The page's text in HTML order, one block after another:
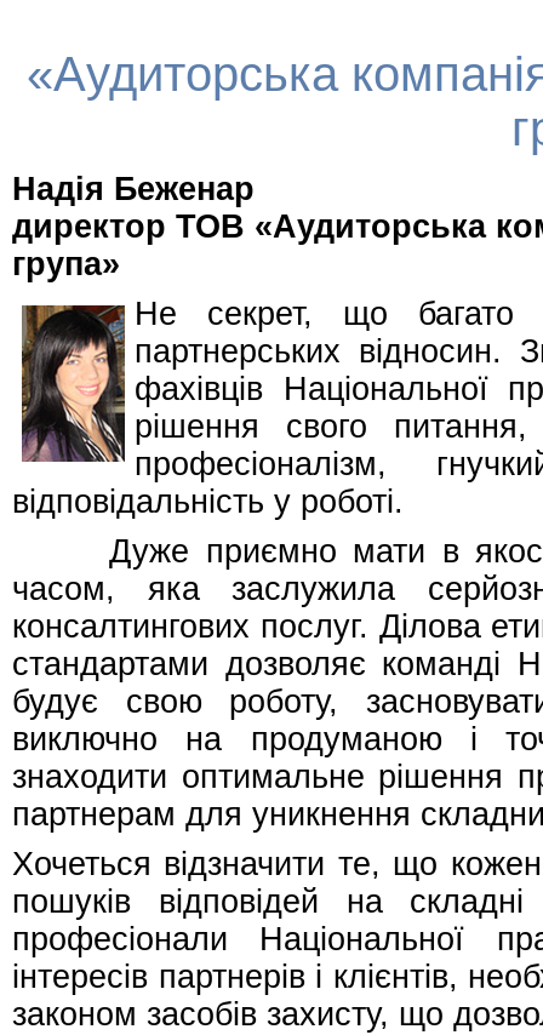
«Аудиторська
Надія Беженар
директор ТОВ «Аудиторська
група»
Не секрет, що багато
партнерських
фахівців Національної
рішення свого
професіоналізм,
відповідальність у роботі.
Дуже приємно мати в якості
часом, яка заслужила
консалтингових послуг. Ділова
стандартами дозволяє команді
будує свою роботу,
виключно на продуманою і
знаходити оптимальне рішення
партнерам для уникнення
Хочеться відзначити те, що
пошуків відповідей на
професіонали Національної
інтересів партнерів і клієнтів,
законом засобів захисту, що